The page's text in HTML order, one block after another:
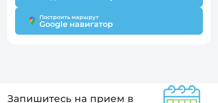
Построить маршрут
Google навигатор
Запишитесь на прием в